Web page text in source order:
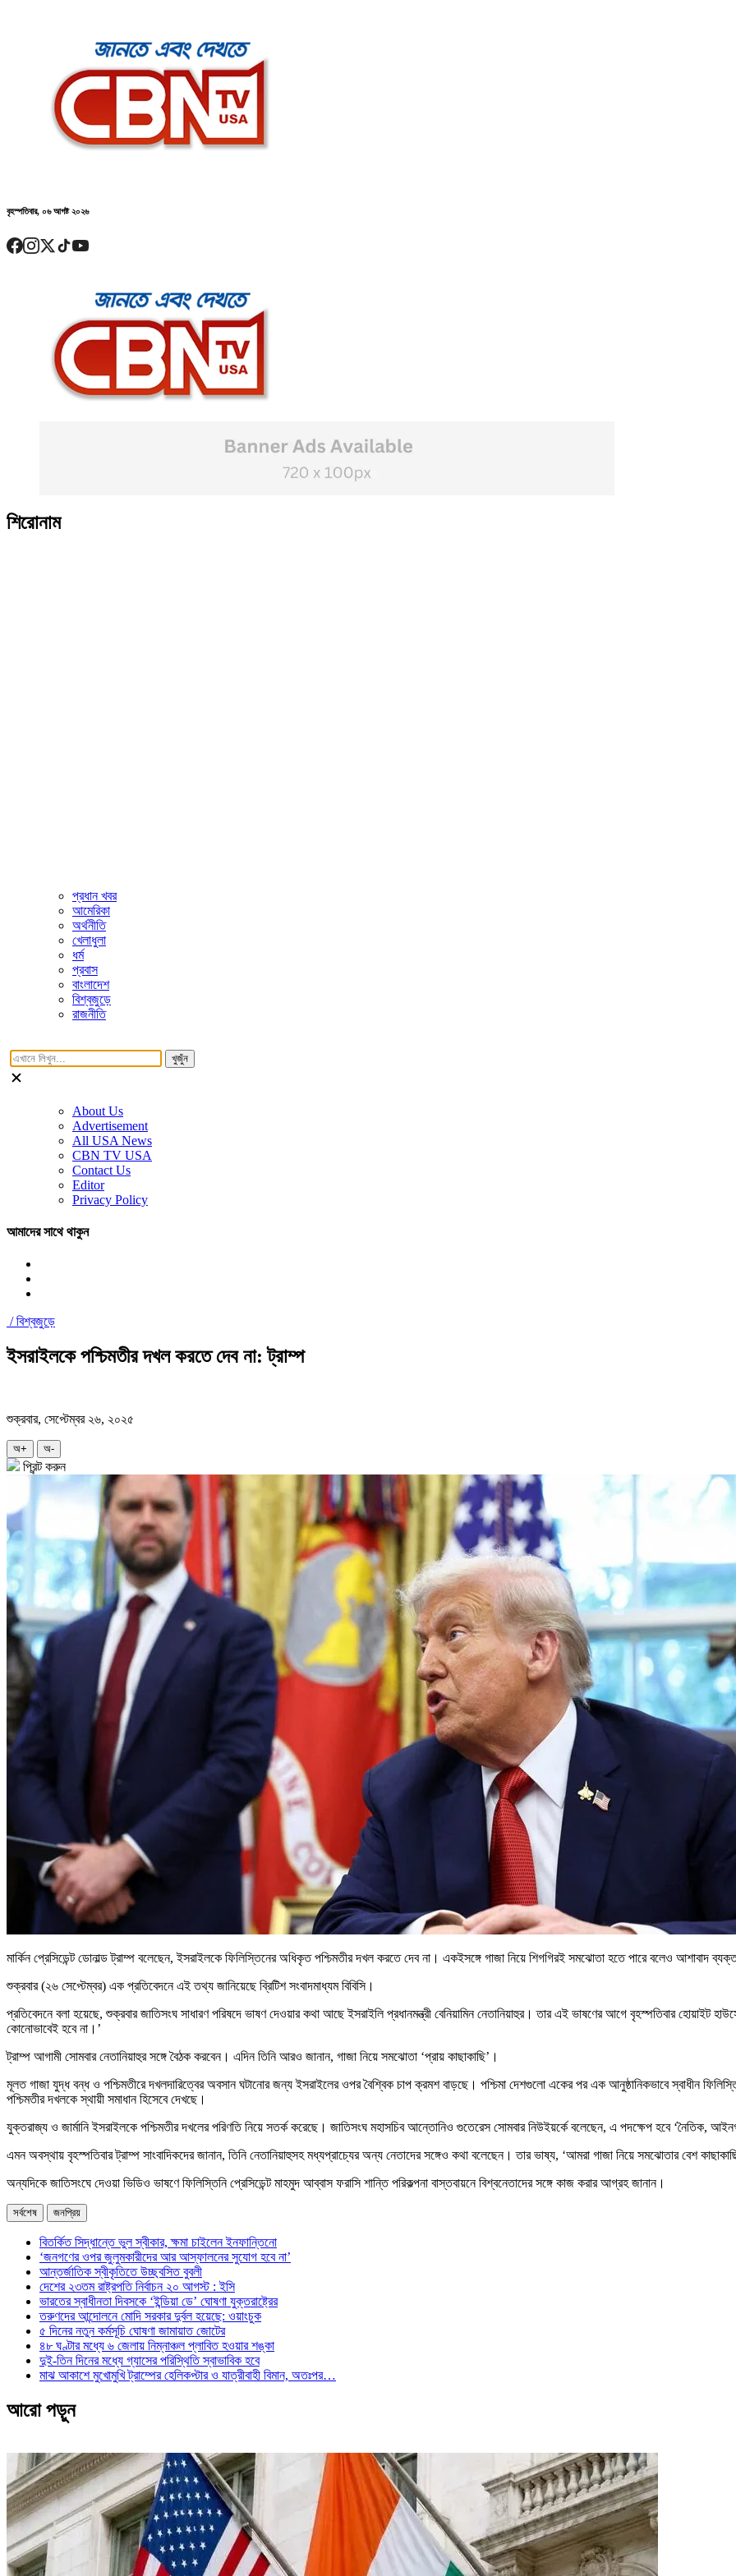
বৃহস্পতিবার, ০৬ আগষ্ট ২০২৬
শিরোনাম
প্রধান খবর
আমেরিকা
অর্থনীতি
খেলাধুলা
ধর্ম
প্রবাস
বাংলাদেশ
বিশ্বজুড়ে
রাজনীতি
খুজুঁন
About Us
Advertisement
All USA News
CBN TV USA
Contact Us
Editor
Privacy Policy
আমাদের সাথে থাকুন
/বিশ্বজুড়ে
ইসরাইলকে পশ্চিমতীর দখল করতে দেব না: ট্রাম্প
শুক্রবার, সেপ্টেম্বর ২৬, ২০২৫
অ+ অ-
প্রিন্ট করুন
মার্কিন প্রেসিডেন্ট ডোনাল্ড ট্রাম্প বলেছেন, ইসরাইলকে ফিলিস্তিনের অধিকৃত পশ্চিমতীর দখল করতে দেব না। একইসঙ্গে গাজা নিয়ে শিগগিরই সমঝোতা হতে পারে বলেও আশাবাদ
শুক্রবার (২৬ সেপ্টেম্বর) এক প্রতিবেদনে এই তথ্য জানিয়েছে ব্রিটিশ সংবাদমাধ্যম বিবিসি।
প্রতিবেদনে বলা হয়েছে, শুক্রবার জাতিসংঘ সাধারণ পরিষদে ভাষণ দেওয়ার কথা আছে ইসরাইলি প্রধানমন্ত্রী বেনিয়ামিন নেতানিয়াহুর। তার এই ভাষণের আগে বৃহস্পতিবার হোয়াইট
কোনোভাবেই হবে না।’
ট্রাম্প আগামী সোমবার নেতানিয়াহুর সঙ্গে বৈঠক করবেন। এদিন তিনি আরও জানান, গাজা নিয়ে সমঝোতা ‘প্রায় কাছাকাছি’।
মূলত গাজা যুদ্ধ বন্ধ ও পশ্চিমতীরে দখলদারিত্বের অবসান ঘটানোর জন্য ইসরাইলের ওপর বৈশ্বিক চাপ ক্রমশ বাড়ছে। পশ্চিমা দেশগুলো একের পর এক আনুষ্ঠানিকভাবে স্বাধীন
পশ্চিমতীর দখলকে স্থায়ী সমাধান হিসেবে দেখছে।
যুক্তরাজ্য ও জার্মানি ইসরাইলকে পশ্চিমতীর দখলের পরিণতি নিয়ে সতর্ক করেছে। জাতিসংঘ মহাসচিব আন্তোনিও গুতেরেস সোমবার নিউইয়র্কে বলেছেন, এ পদক্ষেপ হবে ‘নৈতিক,
এমন অবস্থায় বৃহস্পতিবার ট্রাম্প সাংবাদিকদের জানান, তিনি নেতানিয়াহুসহ মধ্যপ্রাচ্যের অন্য নেতাদের সঙ্গেও কথা বলেছেন। তার ভাষ্য, ‘আমরা গাজা নিয়ে সমঝোতার বেশ
অন্যদিকে জাতিসংঘে দেওয়া ভিডিও ভাষণে ফিলিস্তিনি প্রেসিডেন্ট মাহমুদ আব্বাস ফরাসি শান্তি পরিকল্পনা বাস্তবায়নে বিশ্বনেতাদের সঙ্গে কাজ করার আগ্রহ জানান।
সর্বশেষ জনপ্রিয়
বিতর্কিত সিদ্ধান্তে ভুল স্বীকার, ক্ষমা চাইলেন ইনফান্তিনো
‘জনগণের ওপর জুলুমকারীদের আর আস্ফালনের সুযোগ হবে না’
আন্তর্জাতিক স্বীকৃতিতে উচ্ছ্বসিত বুবলী
দেশের ২৩তম রাষ্ট্রপতি নির্বাচন ২০ আগস্ট : ইসি
ভারতের স্বাধীনতা দিবসকে ‘ইন্ডিয়া ডে’ ঘোষণা যুক্তরাষ্ট্রের
তরুণদের আন্দোলনে মোদি সরকার দুর্বল হয়েছে: ওয়াংচুক
৫ দিনের নতুন কর্মসূচি ঘোষণা জামায়াত জোটের
৪৮ ঘণ্টার মধ্যে ৬ জেলায় নিম্নাঞ্চল প্লাবিত হওয়ার শঙ্কা
দুই-তিন দিনের মধ্যে গ্যাসের পরিস্থিতি স্বাভাবিক হবে
মাঝ আকাশে মুখোমুখি ট্রাম্পের হেলিকপ্টার ও যাত্রীবাহী বিমান, অতঃপর…
আরো পড়ুন